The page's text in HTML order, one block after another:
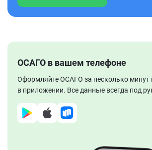
ОСАГО в вашем телефоне
Оформляйте ОСАГО за несколько минут
в приложении. Все данные всегда под